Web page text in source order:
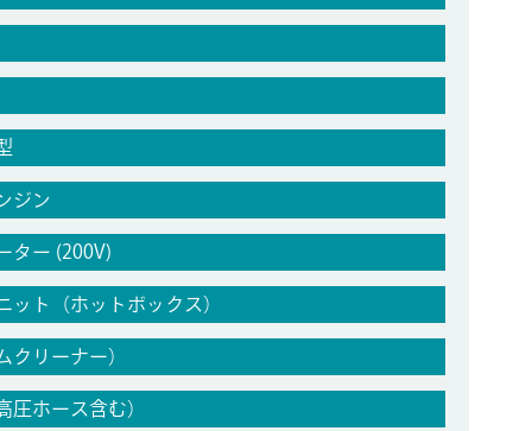
ジン
ター (200V)
ット（ホットボックス）
クリーナー）
圧ホース含む）